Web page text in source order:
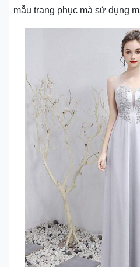
mẫu trang phục mà sử dụng